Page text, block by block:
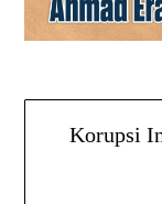
Korupsi